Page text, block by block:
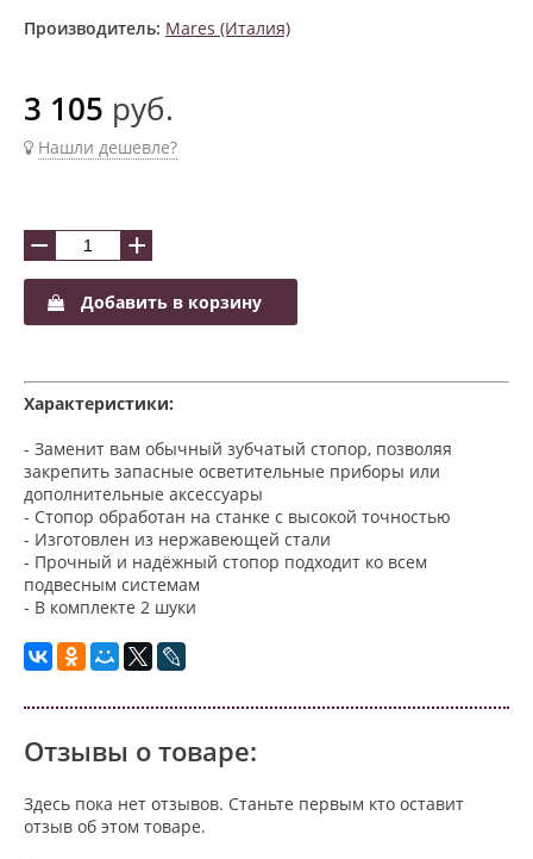
Производитель: Mares (Италия)
3 105 руб.
Нашли дешевле?
− +
Добавить в корзину
Характеристики:
- Заменит вам обычный зубчатый стопор, позволяя
закрепить запасные осветительные приборы или
дополнительные аксессуары
- Стопор обработан на станке с высокой точностью
- Изготовлен из нержавеющей стали
- Прочный и надёжный стопор подходит ко всем
подвесным системам
- В комплекте 2 шуки
Отзывы о товаре:
Здесь пока нет отзывов. Станьте первым кто оставит
отзыв об этом товаре.